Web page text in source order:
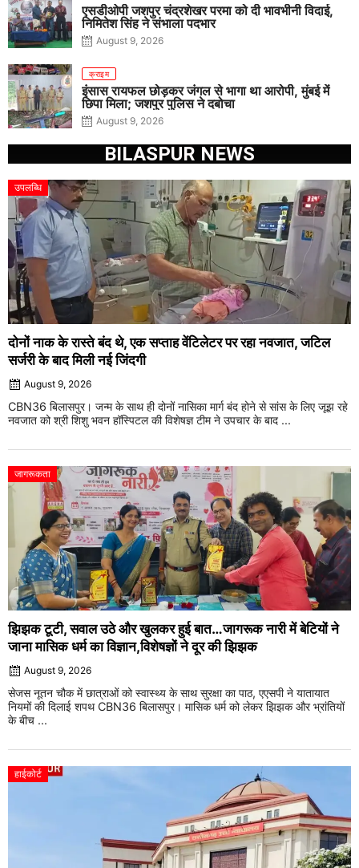
एसडीओपी जशपुर चंद्रशेखर परमा को दी भावभीनी विदाई,
निमितेश सिंह ने संभाला पदभार
August 9, 2026
क्राइम
इंसास रायफल छोड़कर जंगल से भागा था आरोपी, मुंबई में
छिपा मिला; जशपुर पुलिस ने दबोचा
August 9, 2026
BILASPUR NEWS
उपलब्धि
दोनों नाक के रास्ते बंद थे, एक सप्ताह वेंटिलेटर पर रहा नवजात, जटिल
सर्जरी के बाद मिली नई जिंदगी
August 9, 2026
CBN36 बिलासपुर। जन्म के साथ ही दोनों नासिका मार्ग बंद होने से सांस के लिए जूझ रहे
नवजात को श्री शिशु भवन हॉस्पिटल की विशेषज्ञ टीम ने उपचार के बाद ...
जागरूकता
झिझक टूटी, सवाल उठे और खुलकर हुई बात…जागरूक नारी में बेटियों ने
जाना मासिक धर्म का विज्ञान,विशेषज्ञों ने दूर की झिझक
August 9, 2026
सेजस नूतन चौक में छात्राओं को स्वास्थ्य के साथ सुरक्षा का पाठ, एएसपी ने यातायात
नियमों की दिलाई शपथ CBN36 बिलासपुर। मासिक धर्म को लेकर झिझक और भ्रांतियों
के बीच ...
हाईकोर्ट